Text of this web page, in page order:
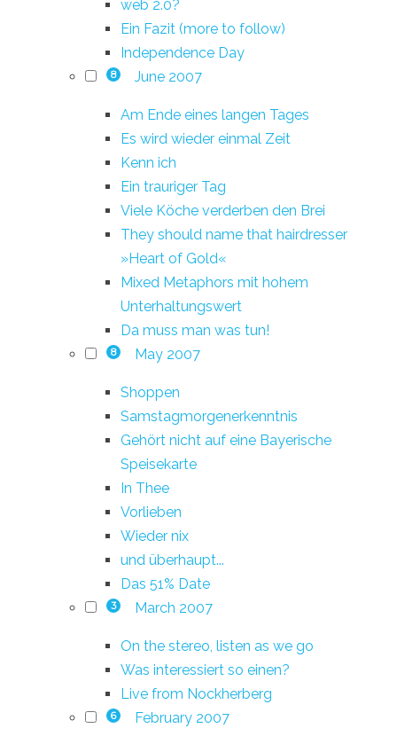
web 2.0?
Ein Fazit (more to follow)
Independence Day
8 June 2007
Am Ende eines langen Tages
Es wird wieder einmal Zeit
Kenn ich
Ein trauriger Tag
Viele Köche verderben den Brei
They should name that hairdresser
»Heart of Gold«
Mixed Metaphors mit hohem
Unterhaltungswert
Da muss man was tun!
8 May 2007
Shoppen
Samstagmorgenerkenntnis
Gehört nicht auf eine Bayerische
Speisekarte
In Thee
Vorlieben
Wieder nix
und überhaupt...
Das 51% Date
3 March 2007
On the stereo, listen as we go
Was interessiert so einen?
Live from Nockherberg
6 February 2007